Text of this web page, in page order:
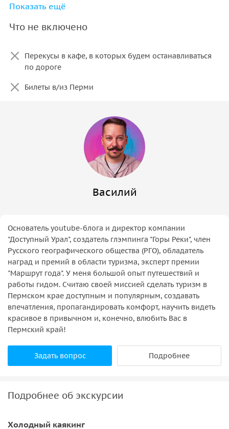
Аренда снаряжения
Сопровождение гидами
Показать ещё
Что не включено
Перекусы в кафе, в которых будем останавливаться
по дороге
Билеты в/из Перми
Василий
Основатель youtube-блога и директор компании
"Доступный Урал", создатель глэмпинга "Горы Реки", член
Русского географического общества (РГО), обладатель
наград и премий в области туризма, эксперт премии
"Маршрут года". У меня большой опыт путешествий и
работы гидом. Считаю своей миссией сделать туризм в
Пермском крае доступным и популярным, создавать
впечатления, пропагандировать комфорт, научить видеть
красивое в привычном и, конечно, влюбить Вас в
Пермский край!
Задать вопрос Подробнее
Подробнее об экскурсии
Холодный каякинг